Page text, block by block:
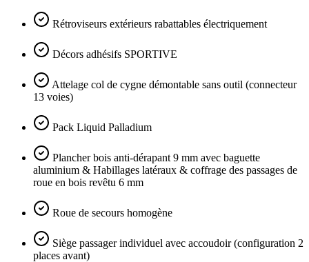
Rétroviseurs extérieurs rabattables électriquement
Décors adhésifs SPORTIVE
Attelage col de cygne démontable sans outil (connecteur
13 voies)
Pack Liquid Palladium
Plancher bois anti-dérapant 9 mm avec baguette
aluminium & Habillages latéraux & coffrage des passages de
roue en bois revêtu 6 mm
Roue de secours homogène
Siège passager individuel avec accoudoir (configuration 2
places avant)